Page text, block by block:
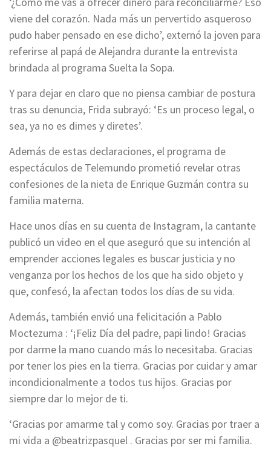
viene del corazón. Nada más un pervertido asqueroso
pudo haber pensado en ese dicho’, externó la joven para
referirse al papá de Alejandra durante la entrevista
brindada al programa Suelta la Sopa.
Y para dejar en claro que no piensa cambiar de postura
tras su denuncia, Frida subrayó: ‘Es un proceso legal, o
sea, ya no es dimes y diretes’.
Además de estas declaraciones, el programa de
espectáculos de Telemundo prometió revelar otras
confesiones de la nieta de Enrique Guzmán contra su
familia materna.
Hace unos días en su cuenta de Instagram, la cantante
publicó un video en el que aseguró que su intención al
emprender acciones legales es buscar justicia y no
venganza por los hechos de los que ha sido objeto y
que, confesó, la afectan todos los días de su vida.
Además, también envió una felicitación a Pablo
Moctezuma : ‘¡Feliz Día del padre, papi lindo! Gracias
por darme la mano cuando más lo necesitaba. Gracias
por tener los pies en la tierra. Gracias por cuidar y amar
incondicionalmente a todos tus hijos. Gracias por
siempre dar lo mejor de ti.
‘Gracias por amarme tal y como soy. Gracias por traer a
mi vida a @beatrizpasquel . Gracias por ser mi familia.